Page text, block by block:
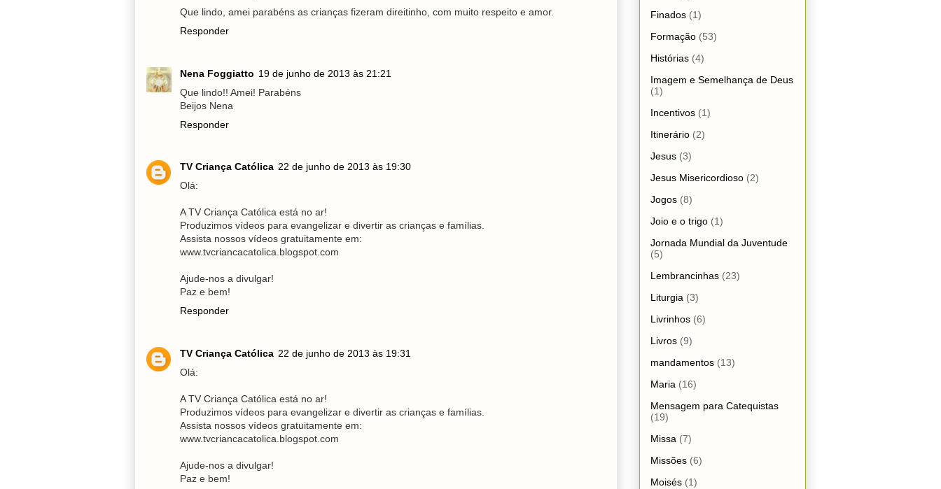
Que lindo, amei parabéns as crianças fizeram direitinho, com muito respeito e amor.
Responder
Nena Foggiatto 19 de junho de 2013 às 21:21
Que lindo!! Amei! Parabéns
Beijos Nena
Responder
TV Criança Católica 22 de junho de 2013 às 19:30
Olá:
A TV Criança Católica está no ar!
Produzimos vídeos para evangelizar e divertir as crianças e famílias.
Assista nossos vídeos gratuitamente em:
www.tvcriancacatolica.blogspot.com
Ajude-nos a divulgar!
Paz e bem!
Responder
TV Criança Católica 22 de junho de 2013 às 19:31
Olá:
A TV Criança Católica está no ar!
Produzimos vídeos para evangelizar e divertir as crianças e famílias.
Assista nossos vídeos gratuitamente em:
www.tvcriancacatolica.blogspot.com
Ajude-nos a divulgar!
Paz e bem!
Finados (1)
Formação (53)
Histórias (4)
Imagem e Semelhança de Deus
(1)
Incentivos (1)
Itinerário (2)
Jesus (3)
Jesus Misericordioso (2)
Jogos (8)
Joio e o trigo (1)
Jornada Mundial da Juventude
(5)
Lembrancinhas (23)
Liturgia (3)
Livrinhos (6)
Livros (9)
mandamentos (13)
Maria (16)
Mensagem para Catequistas
(19)
Missa (7)
Missões (6)
Moisés (1)